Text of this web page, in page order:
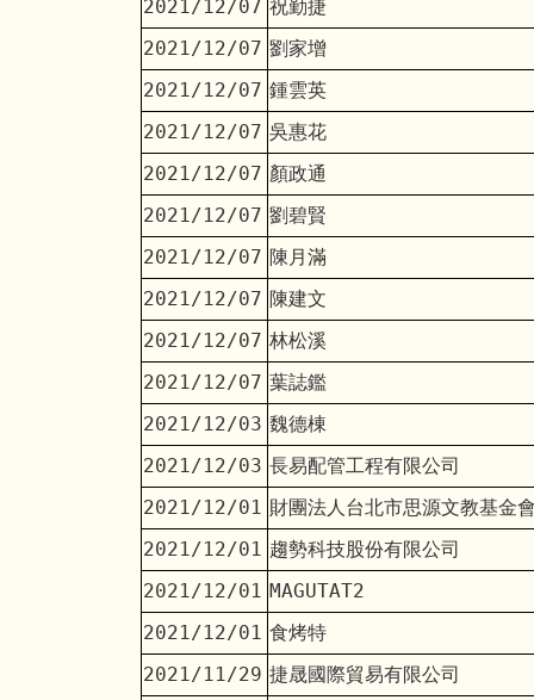
2021/12/07 祝勤捷
2021/12/07 劉家增
2021/12/07 鍾雲英
2021/12/07 吳惠花
2021/12/07 顏政通
2021/12/07 劉碧賢
2021/12/07 陳月滿
2021/12/07 陳建文
2021/12/07 林松溪
2021/12/07 葉誌鑑
2021/12/03 魏德棟
2021/12/03 長易配管工程有限公司
2021/12/01 財團法人台北市思源文教基金
2021/12/01 趨勢科技股份有限公司
2021/12/01 MAGUTAT2
2021/12/01 食烤特
2021/11/29 捷晟國際貿易有限公司